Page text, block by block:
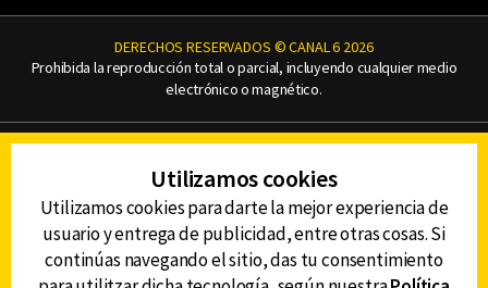
DERECHOS RESERVADOS © CANAL 6 2026
Prohibida la reproducción total o parcial, incluyendo cualquier medio
electrónico o magnético.
AVISO DE PRIVACIDAD
AVISO LEGAL
DEFENSORÍA DE LAS AUDIENCIAS
Utilizamos cookies
Utilizamos cookies para darte la mejor experiencia de
usuario y entrega de publicidad, entre otras cosas. Si
continúas navegando el sitio, das tu consentimiento